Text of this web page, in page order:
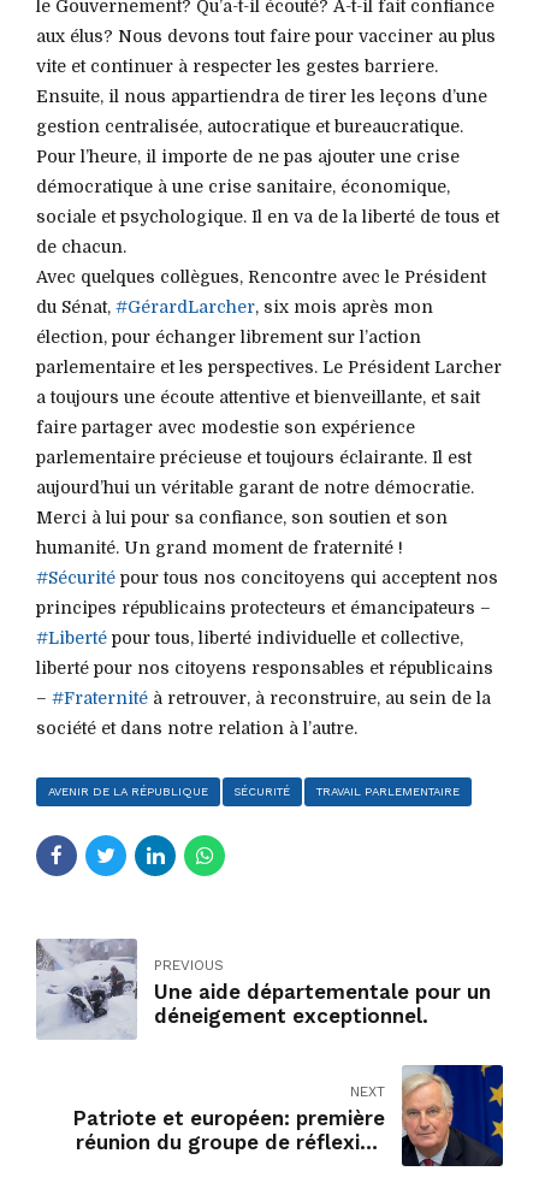
le Gouvernement? Qu’a-t-il écouté? A-t-il fait confiance
aux élus? Nous devons tout faire pour vacciner au plus
vite et continuer à respecter les gestes barriere.
Ensuite, il nous appartiendra de tirer les leçons d’une
gestion centralisée, autocratique et bureaucratique.
Pour l’heure, il importe de ne pas ajouter une crise
démocratique à une crise sanitaire, économique,
sociale et psychologique. Il en va de la liberté de tous et
de chacun.
Avec quelques collègues, Rencontre avec le Président
du Sénat, #GérardLarcher, six mois après mon
élection, pour échanger librement sur l’action
parlementaire et les perspectives. Le Président Larcher
a toujours une écoute attentive et bienveillante, et sait
faire partager avec modestie son expérience
parlementaire précieuse et toujours éclairante. Il est
aujourd’hui un véritable garant de notre démocratie.
Merci à lui pour sa confiance, son soutien et son
humanité. Un grand moment de fraternité !
#Sécurité pour tous nos concitoyens qui acceptent nos
principes républicains protecteurs et émancipateurs –
#Liberté pour tous, liberté individuelle et collective,
liberté pour nos citoyens responsables et républicains
– #Fraternité à retrouver, à reconstruire, au sein de la
société et dans notre relation à l’autre.
AVENIR DE LA RÉPUBLIQUE SÉCURITÉ TRAVAIL PARLEMENTAIRE
PREVIOUS
Une aide départementale pour un
déneigement exceptionnel.
NEXT
Patriote et européen: première
réunion du groupe de réflexion